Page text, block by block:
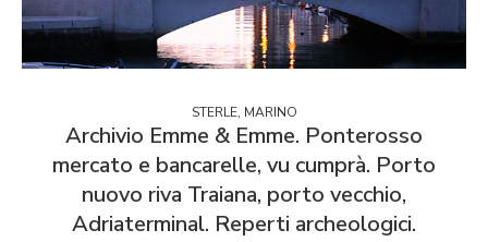
STERLE, MARINO
Archivio Emme & Emme. Ponterosso
mercato e bancarelle, vu cumprà. Porto
nuovo riva Traiana, porto vecchio,
Adriaterminal. Reperti archeologici.